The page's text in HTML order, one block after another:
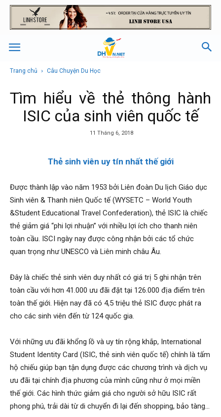
Trang chủ Câu Chuyện Du Học
Tìm hiểu về thẻ thông hành
ISIC của sinh viên quốc tế
11 Tháng 6, 2018
Thẻ sinh viên uy tín nhất thế giới
Được thành lập vào năm 1953 bởi Liên đoàn Du lịch Giáo dục
Sinh viên & Thanh niên Quốc tế (WYSETC – World Youth
&Student Educational Travel Confederation), thẻ ISIC là chiếc
thẻ giảm giá “phi lợi nhuận” với nhiều lợi ích cho thanh niên
toàn cầu. ISCI ngày nay được công nhận bởi các tổ chức
quan trọng như UNESCO và Liên minh châu Âu.
Đây là chiếc thẻ sinh viên duy nhất có giá trị 5 ghi nhận trên
toàn cầu với hơn 41.000 ưu đãi đặt tại 126.000 địa điểm trên
toàn thế giới. Hiện nay đã có 4,5 triệu thẻ ISIC được phát ra
cho các sinh viên đến từ 124 quốc gia.
Với những ưu đãi khổng lồ và uy tín rộng khắp, International
Student Identity Card (ISIC, thẻ sinh viên quốc tế) chính là tấm
hộ chiếu giúp bạn tận dụng được các chương trình và dịch vụ
ưu đãi tại chính địa phương của mình cũng như ở mọi miền
thế giới. Các hình thức giảm giá cho người sở hữu ISIC rất
phong phú, trải dài từ di chuyển đi lại đến shopping, bảo tàng…